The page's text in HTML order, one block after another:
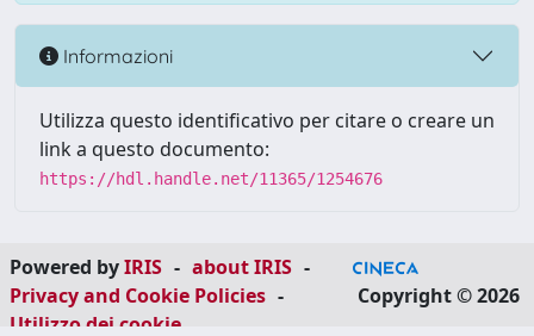
Informazioni
Utilizza questo identificativo per citare o creare un
link a questo documento:
https://hdl.handle.net/11365/1254676
Powered byIRIS - about IRIS -
Privacy and Cookie Policies -
Utilizzo dei cookie
Copyright © 2026